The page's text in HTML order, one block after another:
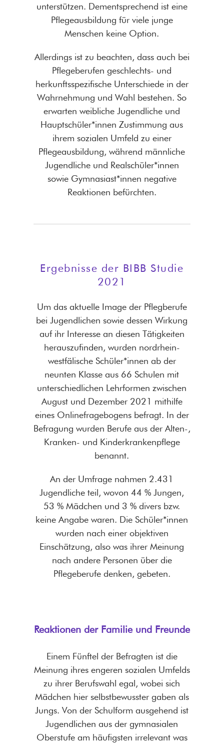
unterstützen. Dementsprechend ist eine
Pflegeausbildung für viele junge
Menschen keine Option.
Allerdings ist zu beachten, dass auch bei
Pflegeberufen geschlechts- und
herkunftsspezifische Unterschiede in der
Wahrnehmung und Wahl bestehen. So
erwarten weibliche Jugendliche und
Hauptschüler*innen Zustimmung aus
ihrem sozialen Umfeld zu einer
Pflegeausbildung, während männliche
Jugendliche und Realschüler*innen
sowie Gymnasiast*innen negative
Reaktionen befürchten.
Ergebnisse der BIBB Studie
2021
Um das aktuelle Image der Pflegberufe
bei Jugendlichen sowie dessen Wirkung
auf ihr Interesse an diesen Tätigkeiten
herauszufinden, wurden nordrhein-
westfälische Schüler*innen ab der
neunten Klasse aus 66 Schulen mit
unterschiedlichen Lehrformen zwischen
August und Dezember 2021 mithilfe
eines Onlinefragebogens befragt. In der
Befragung wurden Berufe aus der Alten-,
Kranken- und Kinderkrankenpflege
benannt.
An der Umfrage nahmen 2.431
Jugendliche teil, wovon 44 % Jungen,
53 % Mädchen und 3 % divers bzw.
keine Angabe waren. Die Schüler*innen
wurden nach einer objektiven
Einschätzung, also was ihrer Meinung
nach andere Personen über die
Pflegeberufe denken, gebeten.
Reaktionen der Familie und Freunde
Einem Fünftel der Befragten ist die
Meinung ihres engeren sozialen Umfelds
zu ihrer Berufswahl egal, wobei sich
Mädchen hier selbstbewusster gaben als
Jungs. Von der Schulform ausgehend ist
Jugendlichen aus der gymnasialen
Oberstufe am häufigsten irrelevant was